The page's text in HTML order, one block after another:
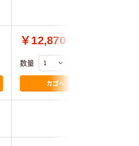
￥12,870
数量
カゴへ